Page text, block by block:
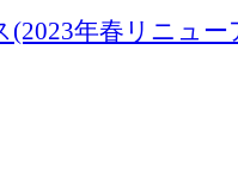
(2023年春リニュー